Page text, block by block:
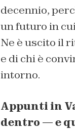
decennio,
un futuro in
Ne è uscito il
e di chi è
intorno.
Appunti in
dentro — e